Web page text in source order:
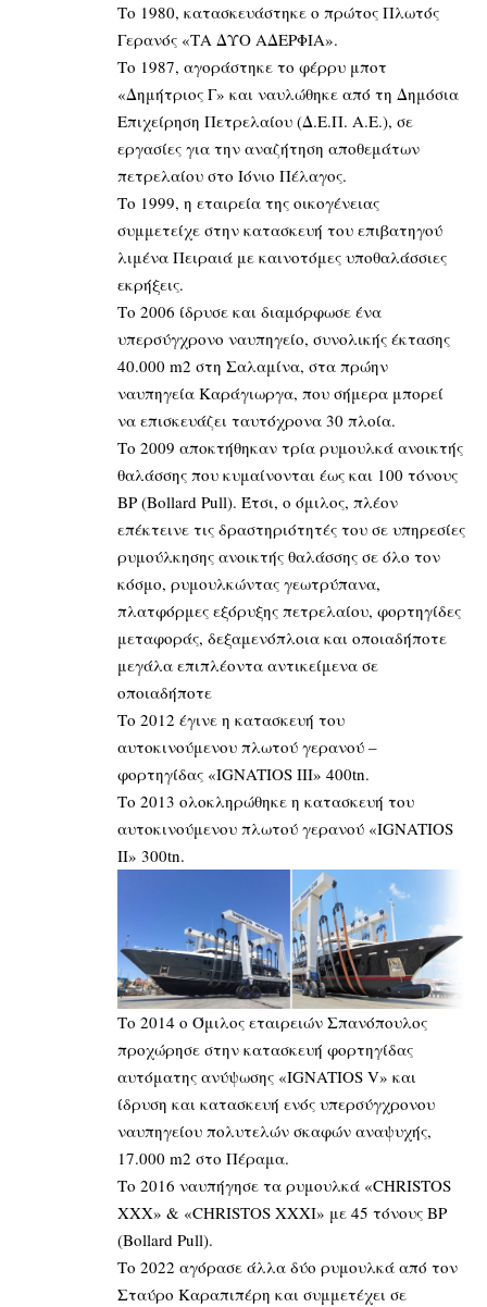
Το 1980, κατασκευάστηκε ο πρώτος Πλωτός
Γερανός «ΤΑ ΔΥΟ ΑΔΕΡΦΙΑ».
Το 1987, αγοράστηκε το φέρρυ μποτ
«Δημήτριος Γ» και ναυλώθηκε από τη Δημόσια
Επιχείρηση Πετρελαίου (Δ.Ε.Π. Α.Ε.), σε
εργασίες για την αναζήτηση αποθεμάτων
πετρελαίου στο Ιόνιο Πέλαγος.
Το 1999, η εταιρεία της οικογένειας
συμμετείχε στην κατασκευή του επιβατηγού
λιμένα Πειραιά με καινοτόμες υποθαλάσσιες
εκρήξεις.
Το 2006 ίδρυσε και διαμόρφωσε ένα
υπερσύγχρονο ναυπηγείο, συνολικής έκτασης
40.000 m2 στη Σαλαμίνα, στα πρώην
ναυπηγεία Καράγιωργα, που σήμερα μπορεί
να επισκευάζει ταυτόχρονα 30 πλοία.
Το 2009 αποκτήθηκαν τρία ρυμουλκά ανοικτής
θαλάσσης που κυμαίνονται έως και 100 τόνους
BP (Bollard Pull). Έτσι, ο όμιλος, πλέον
επέκτεινε τις δραστηριότητές του σε υπηρεσίες
ρυμούλκησης ανοικτής θαλάσσης σε όλο τον
κόσμο, ρυμουλκώντας γεωτρύπανα,
πλατφόρμες εξόρυξης πετρελαίου, φορτηγίδες
μεταφοράς, δεξαμενόπλοια και οποιαδήποτε
μεγάλα επιπλέοντα αντικείμενα σε
οποιαδήποτε
Το 2012 έγινε η κατασκευή του
αυτοκινούμενου πλωτού γερανού –
φορτηγίδας «IGNATIOS III» 400tn.
Το 2013 ολοκληρώθηκε η κατασκευή του
αυτοκινούμενου πλωτού γερανού «IGNATIOS
II» 300tn.
Το 2014 ο Όμιλος εταιρειών Σπανόπουλος
προχώρησε στην κατασκευή φορτηγίδας
αυτόματης ανύψωσης «IGNATIOS V» και
ίδρυση και κατασκευή ενός υπερσύγχρονου
ναυπηγείου πολυτελών σκαφών αναψυχής,
17.000 m2 στο Πέραμα.
Το 2016 ναυπήγησε τα ρυμουλκά «CHRISTOS
XXX» & «CHRISTOS XXXI» με 45 τόνους BP
(Bollard Pull).
Το 2022 αγόρασε άλλα δύο ρυμουλκά από τον
Σταύρο Καραπιπέρη και συμμετέχει σε